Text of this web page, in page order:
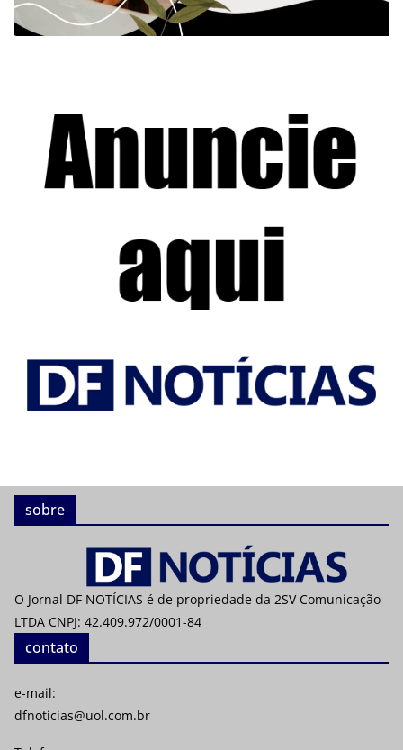
sobre
O Jornal DF NOTÍCIAS é de propriedade da 2SV Comunicação
LTDA CNPJ: 42.409.972/0001-84
contato
e-mail:
dfnoticias@uol.com.br